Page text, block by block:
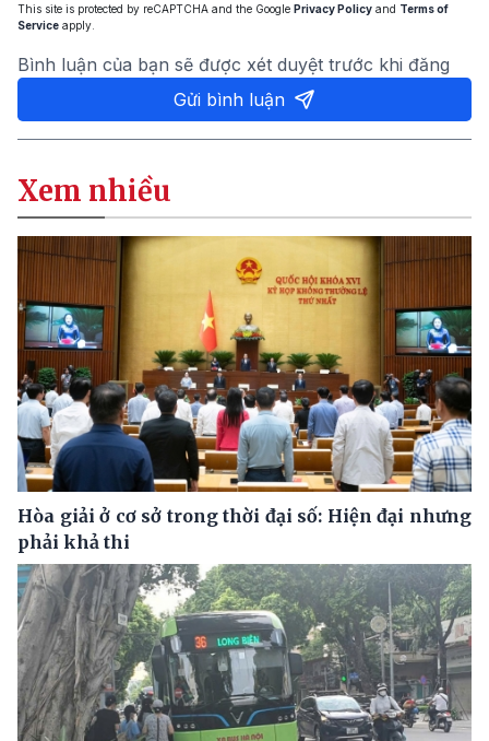
This site is protected by reCAPTCHA and the Google Privacy Policy and Terms of
Service apply.
Bình luận của bạn sẽ được xét duyệt trước khi đăng
Gửi bình luận
Xem nhiều
Hòa giải ở cơ sở trong thời đại số: Hiện đại nhưng
phải khả thi